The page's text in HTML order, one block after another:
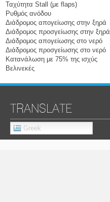
Ταχύτητα Stall (με flaps)
Ρυθμός ανόδου
Διάδρομος απογείωσης στην ξηρά
Διάδρομος προσγείωσης στην ξηρά
Διάδρομος απογείωσης στο νερό
Διάδρομος προσγείωσης στο νερό
Κατανάλωση με 75% της ισχύς
Βελινεκές
TRANSLATE
Greek